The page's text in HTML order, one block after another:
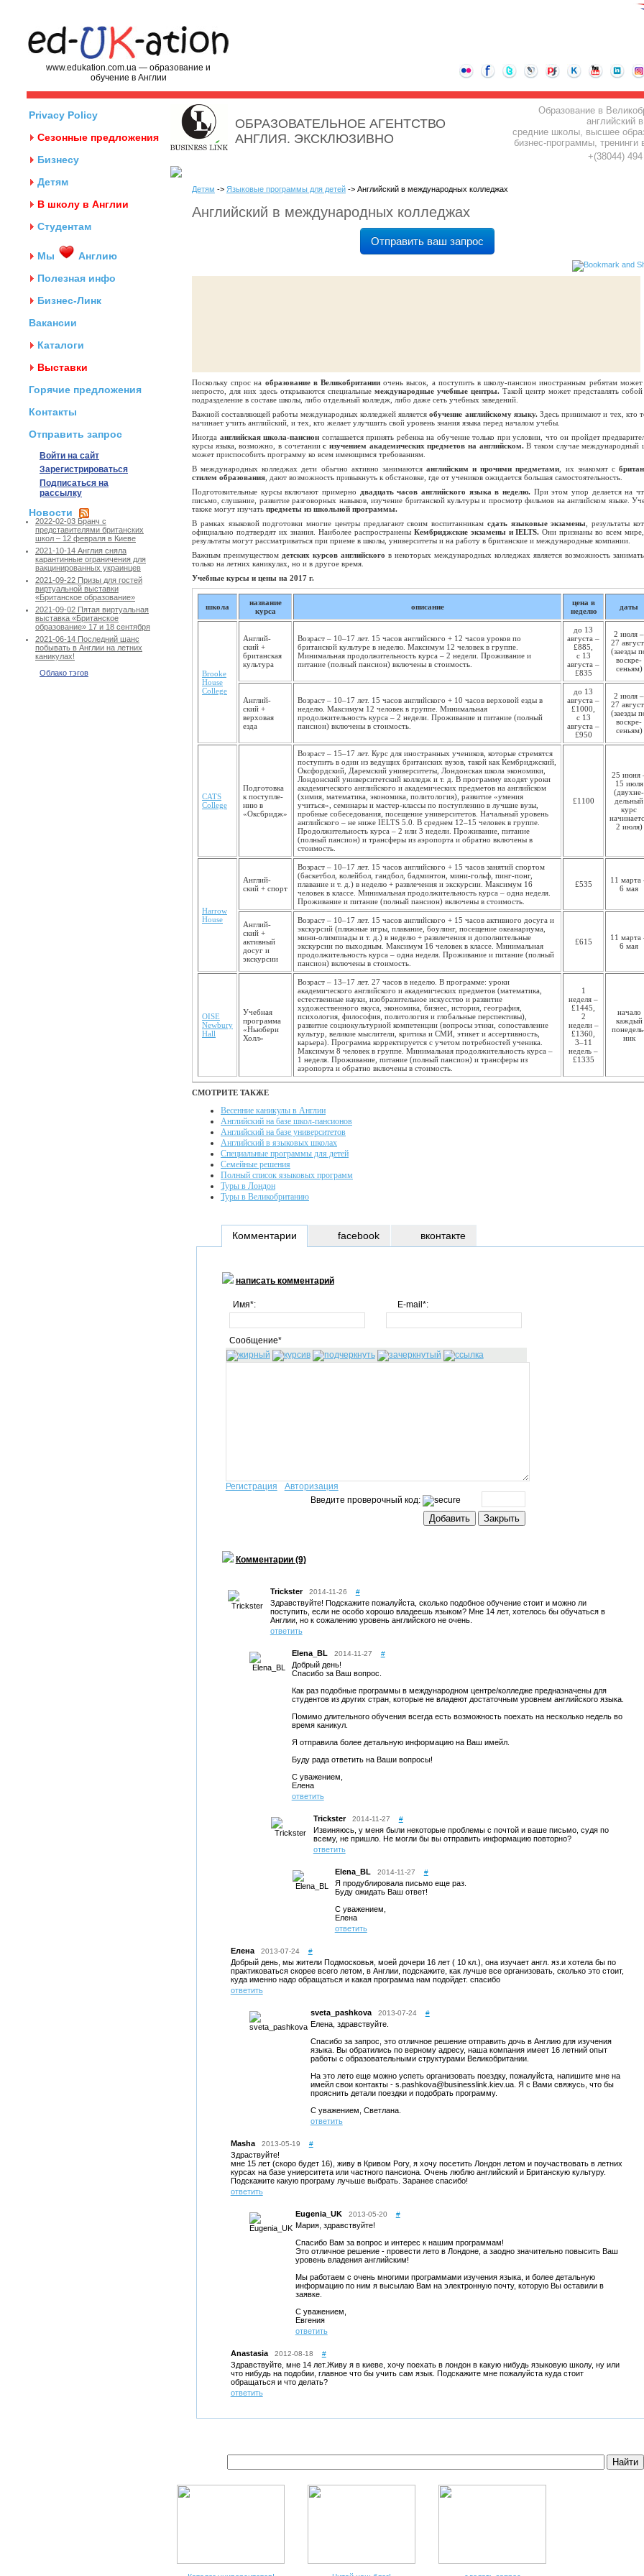
www.edukation.com.ua — образование и
обучение в Англии
Privacy Policy
Сезонные предложения
Бизнесу
Детям
В школу в Англии
Студентам
Мы
Англию
Полезная инфо
Бизнес-Линк
Вакансии
Каталоги
Выставки
Горячие предложения
Контакты
Отправить запрос
Войти на сайт
Зарегистрироваться
Подписаться на
рассылку
Новости
2022-02-03 Бранч с
представителями британских
школ – 12 февраля в Киеве
2021-10-14 Англия сняла
карантинные ограничения для
вакцинированных украинцев
2021-09-22 Призы для гостей
виртуальной выставки
«Британское образование»
2021-09-02 Пятая виртуальная
выставка «Британское
образование» 17 и 18 сентября
2021-06-14 Последний шанс
побывать в Англии на летних
каникулах!
Облако тэгов
ОБРАЗОВАТЕЛЬНОЕ АГЕНТСТВО
АНГЛИЯ. ЭКСКЛЮЗИВНО
Образование в
английский
средние школы, высшее
бизнес-программы, тренинги
+(38044)
Детям -> Языковые программы для детей -> Английский в международных колледжах
Английский в международных колледжах
Отправить ваш запрос
Поскольку спрос на образование в Великобритании очень высок, а поступить в школу-пансион иностранным ребятам
непросто, для них здесь открываются специальные международные учебные центры. Такой центр может представлять
подразделение в составе школы, либо отдельный колледж, либо даже сеть учебных заведений.
Важной составляющей работы международных колледжей являетсяобучение английскому языку.Здесь принимают и тех, кто
начинает учить английский, и тех, кто желает улучшить свой уровень знания языка перед началом учебы.
Иногда английская школа-пансион соглашается принять ребенка на обучение только при условии, что он пройдет
курсы языка, возможно, в сочетаниис изучением академических предметов на английском.В таком случае международный
может приспособить программу ко всем имеющимся требованиям.
В международных колледжах дети обычно активно занимаются английским и прочими предметами , их знакомят с
стилем образования , дают возможность привыкнуть к обстановке, где от учеников ожидается большая самостоятельность.
Подготовительные курсы включают примерно двадцать часов английского языка в неделю. При этом упор делается на
письмо, слушание, развитие разговорных навыков, изучение британской культуры и просмотр фильмов на английском языке.
также могут изучать предметы из школьной программы.
В рамках языковой подготовки многие центры предлагают своим воспитанникам сдать языковые экзамены , результаты
официально подтвердят их знания. Наиболее распространены Кембриджские экзамены и IELTS. Они признаны во всем
результаты могут рассматриваться при приеме в школы, университеты и на работу в британские и международные компании.
Важным преимуществом детских курсов английского в некоторых международных колледжах является возможность
только на летних каникулах, но и в другое время
Учебные курсы и цены на 2017 г.
школа
название
курса
описание
цена в
неделю
даты
Brooke
House
College
Англий­
ский +
британская
культура
Возраст – 10–17 лет. 15 часов английского + 12 часов уроков по
британской культуре в неделю. Максимум 12 человек в группе.
Минимальная продолжительность курса – 2 недели. Проживание и
питание (полный пансион) включены в стоимость.
до 13
августа –
£885,
с 13
августа –
£835
2 июля –
27
(заезды
воскре­
сеньям)
Англий­
ский +
верховая
езда
Возраст – 10–17 лет. 15 часов английского + 10 часов верховой езды в
неделю. Максимум 12 человек в группе. Минимальная
продолжительность курса – 2 недели. Проживание и питание (полный
пансион) включены в стоимость.
до 13
августа –
£1000,
с 13
августа –
£950
2 июля –
27
(заезды
воскре­
сеньям)
CATS
College
Подготовка
к поступле­
нию в
«Оксбридж»
Возраст – 15–17 лет. Курс для иностранных учеников, которые стремятся
поступить в один из ведущих британских вузов, такой как Кембриджский,
Оксфордский, Даремский университеты, Лондонская школа экономики,
Лондонский университетский колледж и т. д. В программу входят уроки
академического английского и академических предметов на английском
(химия, математика, экономика, политология), развитие «умения
учиться», семинары и мастер-классы по поступлению в лучшие вузы,
пробные собеседования, посещение университетов. Начальный уровень
английского – не ниже IELTS 5.0. В среднем 12–15 человек в группе.
Продолжительность курса – 2 или 3 недели. Проживание, питание
(полный пансион) и трансферы из аэропорта и обратно включены в
стоимость.
£1100
25 июня
15 июля
(двухне­
дельный
курс
2 июля)
Harrow
House
Англий­
ский + спорт
Возраст – 10–17 лет. 15 часов английского + 15 часов занятий спортом
(баскетбол, волейбол, гандбол, бадминтон, мини-гольф, пинг-понг,
плавание и т. д.) в неделю + развлечения и экскурсии. Максимум 16
человек в классе. Минимальная продолжительность курса – одна неделя.
Проживание и питание (полный пансион) включены в стоимость.
£535
11 марта
6 мая
Англий­
ский +
активный
досуг и
экскурсии
Возраст – 10–17 лет. 15 часов английского + 15 часов активного досуга и
экскурсий (пляжные игры, плавание, боулинг, посещение океанариума,
мини-олимпиады и т. д.) в неделю + развлечения и дополнительные
экскурсии по выходным. Максимум 16 человек в классе. Минимальная
продолжительность курса – одна неделя. Проживание и питание (полный
пансион) включены в стоимость.
£615
11 марта
6 мая
OISE
Newbury
Hall
Учебная
программа
«Ньюбери
Холл»
Возраст – 13–17 лет. 27 часов в неделю. В программе: уроки
академического английского и академических предметов (математика,
естественные науки, изобразительное искусство и развитие
художественного вкуса, экономика, бизнес, история, география,
психология, философия, политология и глобальные перспективы),
развитие социокультурной компетенции (вопросы этики, сопоставление
культур, великие мыслители, критика и СМИ, этикет и ассертивность,
карьера). Программа корректируется с учетом потребностей ученика.
Максимум 8 человек в группе. Минимальная продолжительность курса –
1 неделя. Проживание, питание (полный пансион) и трансферы из
аэропорта и обратно включены в стоимость.
1
неделя –
£1445,
2
недели –
£1360,
3–11
недель –
£1335
начало
каждый
ник
СМОТРИТЕ ТАКЖЕ
Весенние каникулы в Англии
Английский на базе школ-пансионов
Английский на базе университетов
Английский в языковых школах
Специальные программы для детей
Семейные решения
Полный список языковых программ
Туры в Лондон
Туры в Великобританию
Комментарии
написать комментарий
Имя*: E-mail*:
Сообщение*
Регистрация
Авторизация
Введите проверочный код:
Комментарии (9)
Trickster 2014-11-26 #
Здравствуйте! Подскажите пожалуйста, сколько подобное обучение стоит и можно ли
поступить, если не особо хорошо владеешь языком? Мне 14 лет, хотелось бы обучаться в
Англии, но к сожалению уровень английского не очень.
ответить
Elena_BL 2014-11-27 #
Добрый день!
Спасибо за Ваш вопрос.
Как раз подобные программы в международном центре/колледже предназначены для
студентов из других стран, которые не владеют достаточным уровнем английского языка.
Помимо длительного обучения всегда есть возможность поехать на несколько недель во
время каникул.
Я отправила более детальную информацию на Ваш имейл.
Буду рада ответить на Ваши вопросы!
С уважением,
Елена
ответить
Trickster 2014-11-27 #
Извиняюсь, у меня были некоторые проблемы с почтой и ваше письмо, судя по
всему, не пришло. Не могли бы вы отправить информацию повторно?
ответить
Elena_BL 2014-11-27 #
Я продублировала письмо еще раз.
Буду ожидать Ваш ответ!
С уважением,
Елена
ответить
Елена 2013-07-24 #
Добрый день, мы жители Подмосковья, моей дочери 16 лет ( 10 кл.), она изучает англ. яз.и хотела бы по
практиковаться скорее всего летом, в Англии, подскажите, как лучше все организовать, сколько это стоит,
куда именно надо обращаться и какая программа нам подойдет. спасибо
ответить
sveta_pashkova 2013-07-24 #
Елена, здравствуйте.
Спасибо за запрос, это отличное решение отправить дочь в Англию для изучения
языка. Вы обратились по верному адресу, наша компания имеет 16 летний опыт
работы с образовательными структурами Великобритании.
На это лето еще можно успеть организовать поездку, пожалуйста, напишите мне на
имейл свои контакты - s.pashkova@businesslink.kiev.ua. Я с Вами свяжусь, что бы
прояснить детали поездки и подобрать программу.
С уважением, Светлана.
ответить
Masha 2013-05-19 #
Здраствуйте!
мне 15 лет (скоро будет 16), живу в Кривом Рогу, я хочу посетить Лондон летом и поучаствовать в летних
курсах на базе униерситета или частного пансиона. Очень люблю английский и Британскую культуру.
Подскажите какую програму лучьше выбрать. Заранее спасибо!
ответить
Eugenia_UK 2013-05-20 #
Мария, здравствуйте!
Спасибо Вам за вопрос и интерес к нашим программам!
Это отличное решение - провести лето в Лондоне, а заодно значительно повысить Ваш
уровень владения английским!
Мы работаем с очень многими программами изучения языка, и более детальную
информацию по ним я высылаю Вам на электронную почту, которую Вы оставили в
заявке.
С уважением,
Евгения
ответить
Anastasia 2012-08-18 #
Здравствуйте, мне 14 лет.Живу я в киеве, хочу поехать в лондон в какую нибудь языковую школу, ну или
что нибудь на подобии, главное что бы учить сам язык. Подскажите мне пожалуйста куда стоит
обращаться и что делать?
ответить
facebook вконтакте